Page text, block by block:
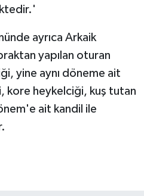
ayrıca Arkaik
yapılan oturan
yine aynı döneme ait
kore heykelciği, kuş tutan
ait kandil ile